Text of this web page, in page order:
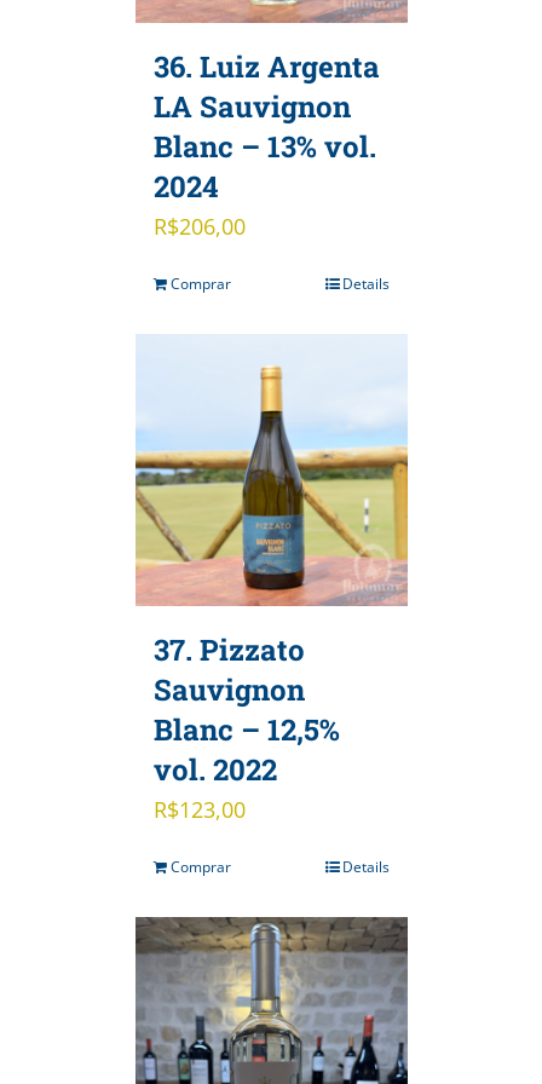
36. Luiz Argenta
LA Sauvignon
Blanc – 13% vol.
2024
R$206,00
Comprar Details
37. Pizzato
Sauvignon
Blanc – 12,5%
vol. 2022
R$123,00
Comprar Details